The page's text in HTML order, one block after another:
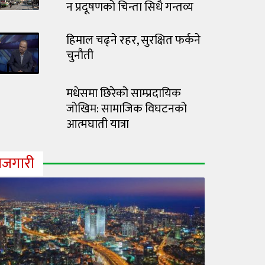
न प्रदूषणको चिन्ता सिधै गन्तव्य
हिमाल चढ्ने रहर, सुरक्षित फर्कने
चुनौती
मधेसमा छिरेको साम्प्रदायिक
जोखिम: सामाजिक विघटनको
आत्मघाती यात्रा